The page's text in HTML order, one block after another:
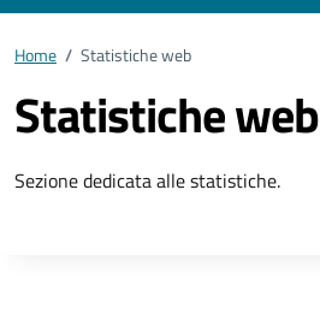
Home / Statistiche web
Statistiche web
Sezione dedicata alle statistiche.